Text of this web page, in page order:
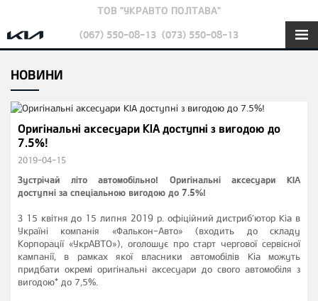
ТОВ "УКРАВТО ПОЛТАВА"
(067) 550-08-13 (073) 550-08-13
НОВИНИ
Оригінальні аксесуари KIA доступні з вигодою до
7.5%!
2019-04-15
Зустрічай літо автомобільно! Оригінальні аксесуари KIA
доступні за спеціальною вигодою до 7.5%!
З 15 квітня до 15 липня 2019 р. офіційний дистриб’ютор Kia в
Україні компанія «Фалькон-Авто» (входить до складу
Корпорації «УкрАВТО»), оголошує про старт чергової сервісної
кампанії, в рамках якої власники автомобілів Kia можуть
придбати окремі оригінальні аксесуари до свого автомобіля з
вигодою* до 7,5%.